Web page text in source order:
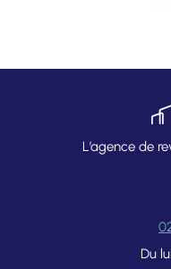
L’agence de
Du